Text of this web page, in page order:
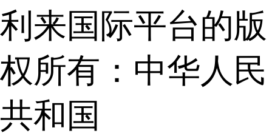
利来国际平台的版
权所有：中华人民
共和国